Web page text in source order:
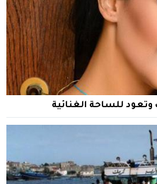
للساحة الغنائية